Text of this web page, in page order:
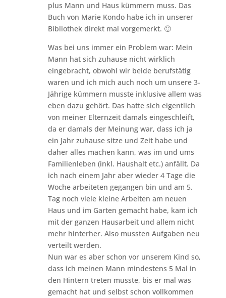
plus Mann und Haus kümmern muss. Das
Buch von Marie Kondo habe ich in unserer
Bibliothek direkt mal vorgemerkt. 🙂
Was bei uns immer ein Problem war: Mein
Mann hat sich zuhause nicht wirklich
eingebracht, obwohl wir beide berufstätig
waren und ich mich auch noch um unsere 3-
Jährige kümmern musste inklusive allem was
eben dazu gehört. Das hatte sich eigentlich
von meiner Elternzeit damals eingeschleift,
da er damals der Meinung war, dass ich ja
ein Jahr zuhause sitze und Zeit habe und
daher alles machen kann, was im und ums
Familienleben (inkl. Haushalt etc.) anfällt. Da
ich nach einem Jahr aber wieder 4 Tage die
Woche arbeiteten gegangen bin und am 5.
Tag noch viele kleine Arbeiten am neuen
Haus und im Garten gemacht habe, kam ich
mit der ganzen Hausarbeit und allem nicht
mehr hinterher. Also mussten Aufgaben neu
verteilt werden.
Nun war es aber schon vor unserem Kind so,
dass ich meinen Mann mindestens 5 Mal in
den Hintern treten musste, bis er mal was
gemacht hat und selbst schon vollkommen